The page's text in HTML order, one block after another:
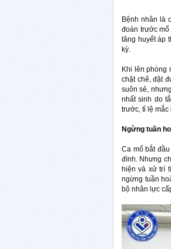
Bệnh nhân là
đoán trước mổ
tăng huyết áp
kỳ.
Khi lên phòng
chặt chẽ, đặt
suôn sẻ,
nhất sinh do
trước, tỉ lệ mắc
Ngừng tuần
Ca mổ bắt
đình. Nhưng
hiện và xử trí
ngừng tuần
bộ nhân lực